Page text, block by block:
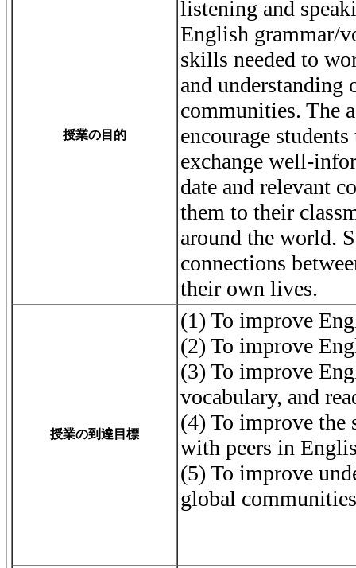
授業の目的
listening and
English grammar/
skills needed to
and understanding
communities. The
encourage
exchange well-
date and relevant
them to their
around the world.
connections
their own lives.
授業の到達目標
(1) To improve
(2) To improve
(3) To improve
vocabulary, and
(4) To improve the
with peers in
(5) To improve
global communities